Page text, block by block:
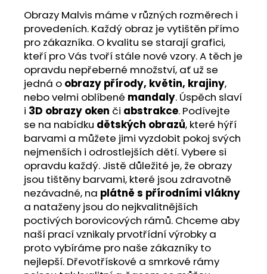
Obrazy Malvis máme v různých rozměrech i
provedeních. Každý obraz je vytištěn přímo
pro zákazníka. O kvalitu se starají grafici,
kteří pro Vás tvoří stále nové vzory. A těch je
opravdu nepřeberné množství, ať už se
jedná o obrazy přírody, květin, krajiny,
nebo velmi oblíbené mandaly. Úspěch slaví
i 3D obrazy oken či abstrakce. Podívejte
se na nabídku dětských obrazů, které hýří
barvami a můžete jimi vyzdobit pokoj svých
nejmenších i odrostlejších dětí. Vybere si
opravdu každý. Jistě důležité je, že obrazy
jsou tištěny barvami, které jsou zdravotně
nezávadné, na plátně s přírodními vlákny
a nataženy jsou do nejkvalitnějších
poctivých borovicových rámů. Chceme aby
naší prací vznikaly prvotřídní výrobky a
proto vybíráme pro naše zákazníky to
nejlepší. Dřevotřískové a smrkové rámy